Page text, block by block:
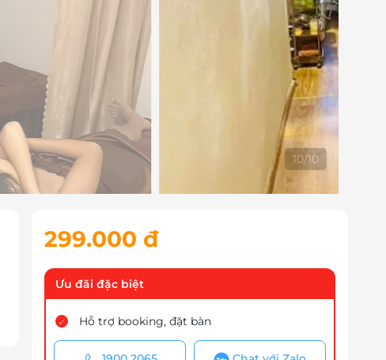
10/10
299.000 đ
Ưu đãi đặc biệt
Hỗ trợ booking, đặt bàn